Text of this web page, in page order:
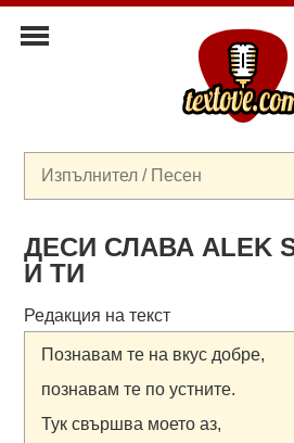
ДЕСИ СЛАВА ALEK
И ТИ
Редакция на текст